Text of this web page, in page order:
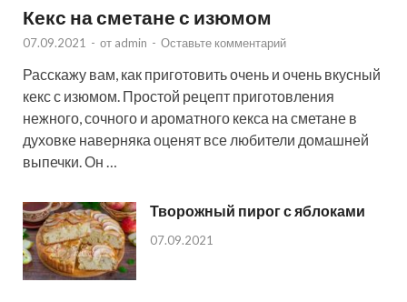
Кекс на сметане с изюмом
07.09.2021 - от admin - Оставьте комментарий
Расскажу вам, как приготовить очень и очень вкусный
кекс с изюмом. Простой рецепт приготовления
нежного, сочного и ароматного кекса на сметане в
духовке наверняка оценят все любители домашней
выпечки. Он …
Творожный пирог с яблоками
07.09.2021